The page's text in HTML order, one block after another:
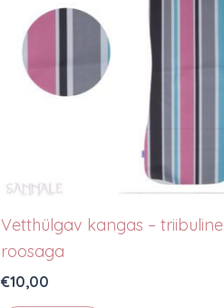
Vetthülgav kangas – triibuline
roosaga
€10,00